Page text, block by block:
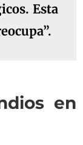
Esta
en